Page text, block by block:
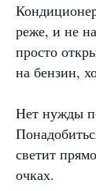
реже, и не
просто
на бензин,
Нет нужды
светит
очках.